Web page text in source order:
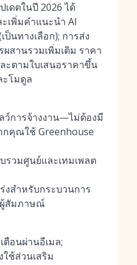
ดตในปี 2026 ได้
เพิ่มคำแนะนำ AI
นทางเลือก); การส่ง
สานรวมเพิ่มเติม ราคา
ะตามใบเสนอราคาขึ้น
โมดูล
ว์การจ้างงาน—ไม่ต้องมี
กคุณใช้ Greenhouse
รวมศูนย์และเทมเพลต
งสำหรับกระบวนการ
ผู้สัมภาษณ์
ตือนผ่านอีเมล;
ใช้ส่วนเสริม